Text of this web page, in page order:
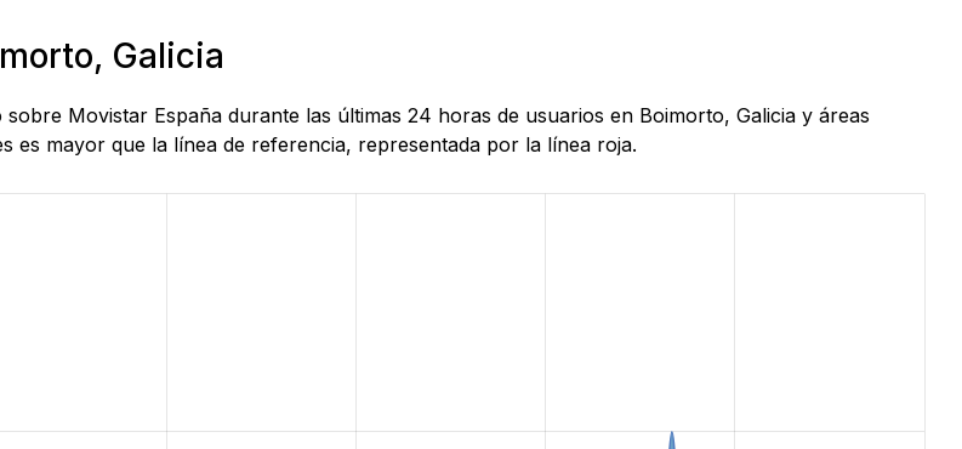
Galicia
Movistar España durante las últimas 24 horas de usuarios en Boimorto, Galicia y áreas
es mayor que la línea de referencia, representada por la línea roja.